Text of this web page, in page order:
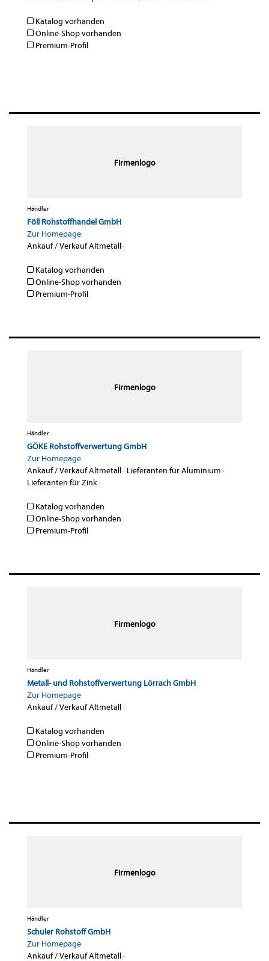
Katalog vorhanden
Online-Shop vorhanden
Premium-Profil
Firmenlogo
Händler
Föll Rohstoffhandel GmbH
Zur Homepage
Ankauf / Verkauf Altmetall·
Katalog vorhanden
Online-Shop vorhanden
Premium-Profil
Firmenlogo
Händler
GÖKE Rohstoffverwertung GmbH
Zur Homepage
Ankauf / Verkauf Altmetall· Lieferanten für Aluminium ·
Lieferanten für Zink·
Katalog vorhanden
Online-Shop vorhanden
Premium-Profil
Firmenlogo
Händler
Metall- und Rohstoffverwertung Lörrach GmbH
Zur Homepage
Ankauf / Verkauf Altmetall·
Katalog vorhanden
Online-Shop vorhanden
Premium-Profil
Firmenlogo
Händler
Schuler Rohstoff GmbH
Zur Homepage
Ankauf / Verkauf Altmetall·